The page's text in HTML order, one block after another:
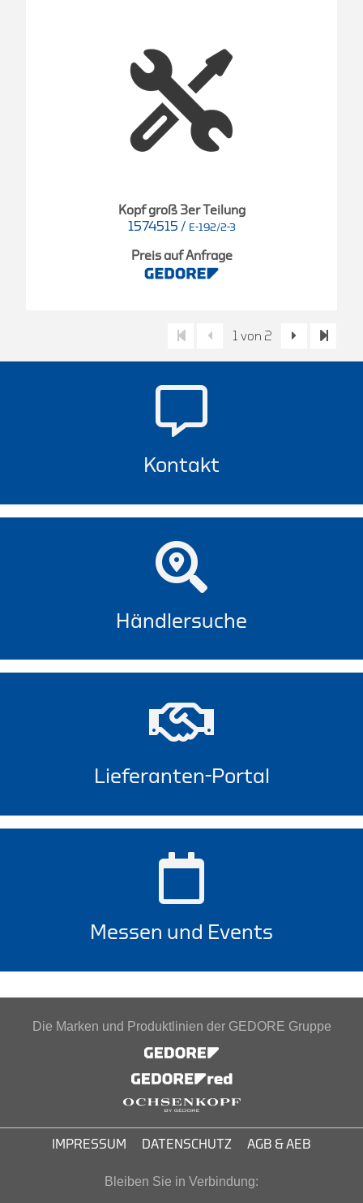
Kopf groß 3er Teilung
1574515 / E-192/2-3
Preis auf Anfrage
1 von 2
Kontakt
Händlersuche
Lieferanten-Portal
Messen und Events
Die Marken und Produktlinien der GEDORE Gruppe
IMPRESSUM DATENSCHUTZ AGB & AEB
Bleiben Sie in Verbindung: